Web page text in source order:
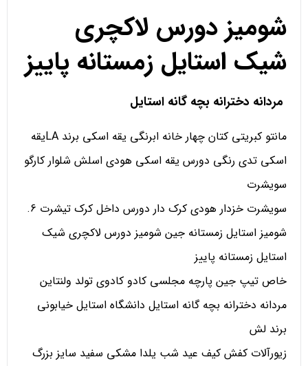
شومیز دورس لاکچری
شیک استایل زمستانه پاییز
مردانه دخترانه بچه گانه استایل
مانتو کبریتی کتان چهار خانه ابرنگی یقه اسکی برند LAیقه
اسکی تدی رنگی دورس یقه اسکی هودی اسلش شلوار کارگو
سویشرت
سویشرت خزدار هودی کرک دار دورس داخل کرک تیشرت 6.
شومیز استایل زمستانه جین شومیز دورس لاکچری شیک
استایل زمستانه پاییز
خاص تیپ جین پارچه مجلسی کادو کادوی تولد ولنتاین
مردانه دخترانه بچه گانه استایل دانشگاه استایل خیابونی
برند لش
زیورآلات کفش کیف عید شب یلدا مشکی سفید سایز بزرگ